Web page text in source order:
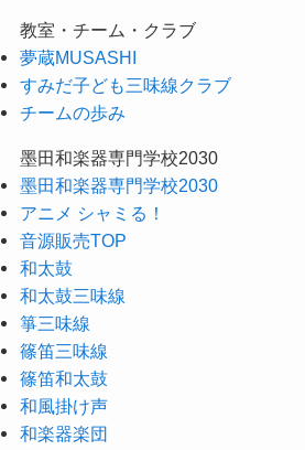
教室・チーム・クラブ
夢蔵MUSASHI
すみだ子ども三味線クラブ
チームの歩み
墨田和楽器専門学校2030
墨田和楽器専門学校2030
アニメ シャミる！
音源販売TOP
和太鼓
和太鼓三味線
箏三味線
篠笛三味線
篠笛和太鼓
和風掛け声
和楽器楽団